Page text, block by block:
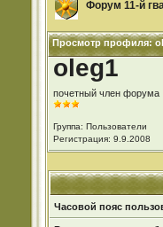
Форум 11-й
Просмотр профиля:
oleg1
почетный член форума
Группа: Пользователи
Регистрация: 9.9.2008
Часовой пояс